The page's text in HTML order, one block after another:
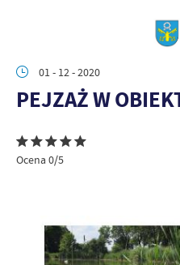
01 - 12 - 2020
PEJZAŻ W
Ocena 0/5